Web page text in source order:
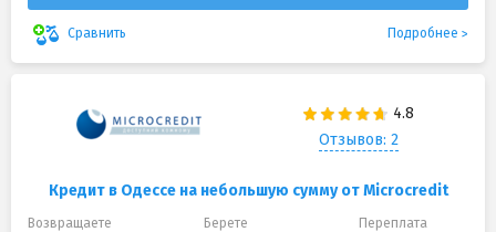
Сравнить Подробнее
Отзывов: 2
Кредит в Одессе на небольшую сумму от Microcredit
Возвращаете Берете Переплата